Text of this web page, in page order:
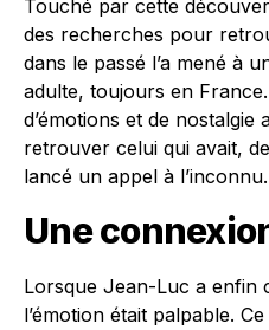
Touché par cette
des recherches pour
dans le passé l’a mené à
adulte, toujours en
d’émotions et de nostalgie
retrouver celui qui avait,
lancé un appel à l’inconnu.
Une
Lorsque Jean-Luc a enfin
l’émotion était palpable.